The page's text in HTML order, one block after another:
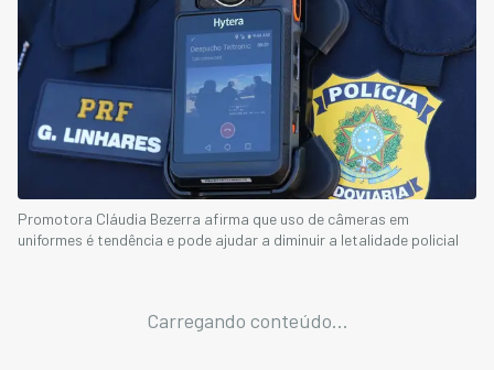
Promotora Cláudia Bezerra afirma que uso de câmeras em
uniformes é tendência e pode ajudar a diminuir a letalidade policial
Carregando conteúdo...